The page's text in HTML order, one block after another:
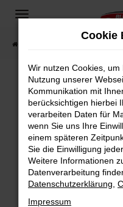
Zum
springen
Fehler:
Beim Laden ist ein
Hier sind ein paar
Überprüfe deine
Laden andere
Suchmaschine?
Cookie
Wir nutzen Cookies,
Nutzung unserer
Kommunikation mit
berücksichtigen hierbei
verarbeiten Daten für
wenn Sie uns Ihre
einem späteren
Sie die Einwilligung
Weitere Informationen
Datenverarbeitung
Datenschutzerklärung
Impressum